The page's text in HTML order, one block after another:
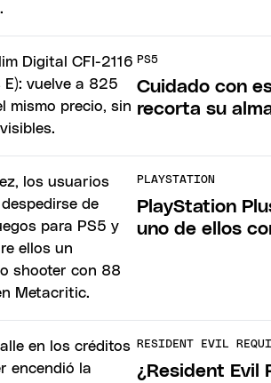
PS5
Cuidado con
recorta su
PLAYSTATION
PlayStation
uno de ellos
RESIDENT EVIL
¿Resident Evil